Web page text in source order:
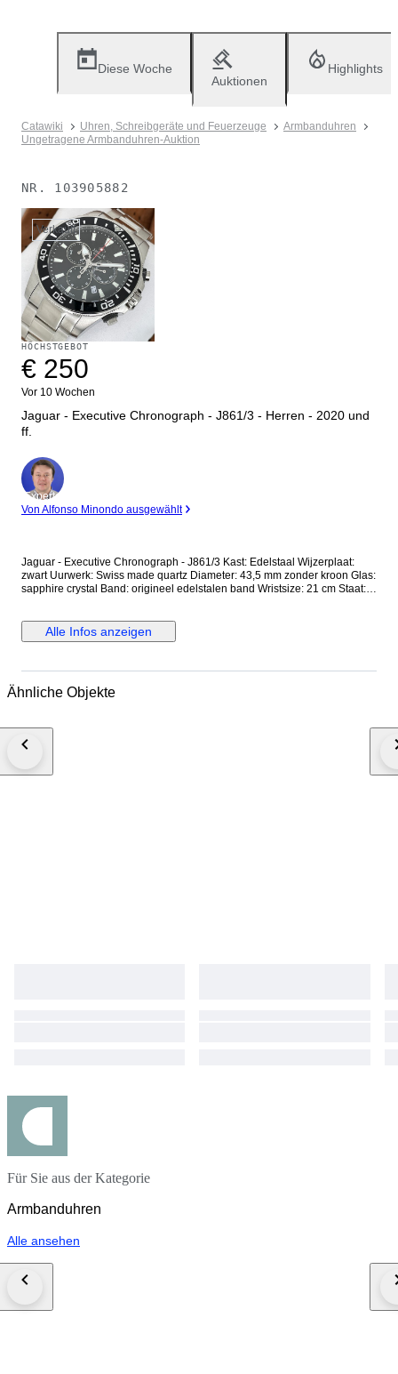
Diese Woche
Auktionen
Highlights
Catawiki Uhren, Schreibgeräte und Feuerzeuge
Armbanduhren
Ungetragene Armbanduhren-Auktion
NR. 103905882
Verkauft
HÖCHSTGEBOT
€ 250
Vor 10 Wochen
Jaguar - Executive Chronograph - J861/3 - Herren - 2020 und
ff.
Experte
Von Alfonso Minondo ausgewählt
Jaguar - Executive Chronograph - J861/3 Kast: Edelstaal Wijzerplaat:
zwart Uurwerk: Swiss made quartz Diameter: 43,5 mm zonder kroon Glas:
sapphire crystal Band: origineel edelstalen band Wristsize: 21 cm Staat:
verzekerd verstuurd (DHL-express).
Alle Infos anzeigen
Ähnliche Objekte
Für Sie aus der Kategorie
Armbanduhren
Alle ansehen